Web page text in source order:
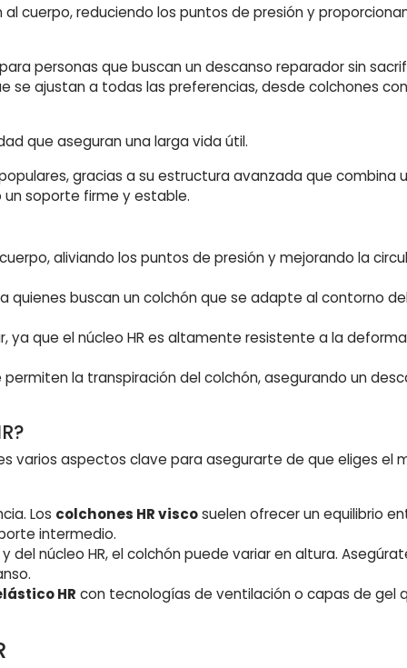
cuerpo, reduciendo los puntos de presión y
personas que buscan un descanso reparador sin
se ajustan a todas las preferencias, desde colchones
que aseguran una larga vida útil.
gracias a su estructura avanzada que combina
soporte firme y estable.
aliviando los puntos de presión y mejorando la
buscan un colchón que se adapte al contorno
ya que el núcleo HR es altamente resistente a la
la transpiración del colchón, asegurando un
varios aspectos clave para asegurarte de que eliges el
Los colchones HR viscosuelen ofrecer un equilibrio
intermedio.
núcleo HR, el colchón puede variar en altura.
HR con tecnologías de ventilación o capas de gel